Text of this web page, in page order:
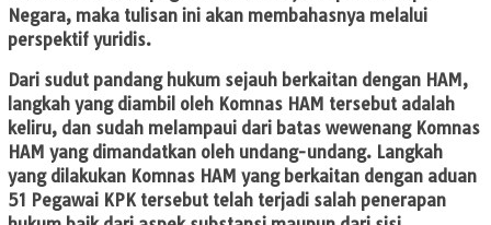
Negara, maka tulisan ini akan membahasnya melalui
perspektif yuridis.
​Dari sudut pandang hukum sejauh berkaitan dengan HAM,
langkah yang diambil oleh Komnas HAM tersebut adalah
keliru, dan sudah melampaui dari batas wewenang Komnas
HAM yang dimandatkan oleh undang-undang. Langkah
yang dilakukan Komnas HAM yang berkaitan dengan aduan
51 Pegawai KPK tersebut telah terjadi salah penerapan